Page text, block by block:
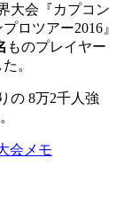
大会『カプコン
ロツアー2016』
ものプレイヤー
。
の 8万2千人強
会メモ